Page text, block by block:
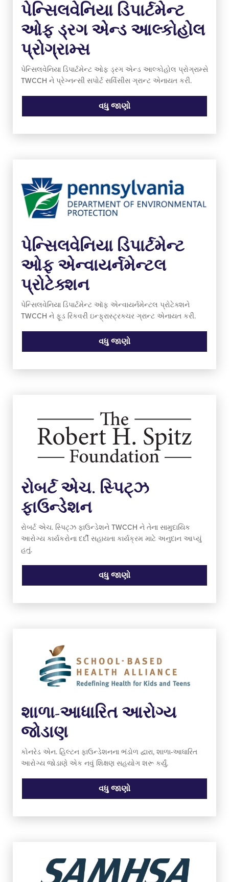
પેન્સિલવેનિયા ડિપાર્ટમેન્ટ
ઓફ ડ્રગ એન્ડ આલ્કોહોલ
પ્રોગ્રામ્સ
પેન્સિલવેનિયા ડિપાર્ટમેન્ટ ઓફ ડ્રગ એન્ડ આલ્કોહોલ પ્રોગ્રામ્સે
TWCCH ને પ્રેગ્નન્સી સપોર્ટ સર્વિસીસ ગ્રાન્ટ એનાયત કરી.
વધુ જાણો
પેન્સિલવેનિયા ડિપાર્ટમેન્ટ
ઓફ એન્વાયર્નમેન્ટલ
પ્રોટેક્શન
પેન્સિલવેનિયા ડિપાર્ટમેન્ટ ઑફ એન્વાયર્નમેન્ટલ પ્રોટેક્શને
TWCCH ને ફૂડ રિકવરી ઇન્ફ્રાસ્ટ્રક્ચર ગ્રાન્ટ એનાયત કરી.
વધુ જાણો
રોબર્ટ એચ. સ્પિટ્ઝ
ફાઉન્ડેશન
રોબર્ટ એચ. સ્પિટ્ઝ ફાઉન્ડેશને TWCCH ને તેના સામુદાયિક
આરોગ્ય કાર્યકરોના દર્દી સહાયતા કાર્યક્રમ માટે અનુદાન આપ્યું
હતું.
વધુ જાણો
શાળા-આધારિત આરોગ્ય
જોડાણ
કોનરેડ એન. હિલ્ટન ફાઉન્ડેશનના ભંડોળ દ્વારા, શાળા-આધારિત
આરોગ્ય જોડાણે એક નવું શિક્ષણ સહયોગ શરૂ કર્યું.
વધુ જાણો